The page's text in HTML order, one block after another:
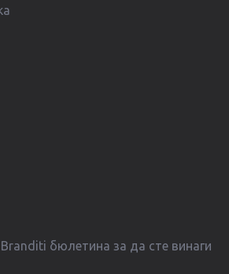
бюлетина за да сте винаги